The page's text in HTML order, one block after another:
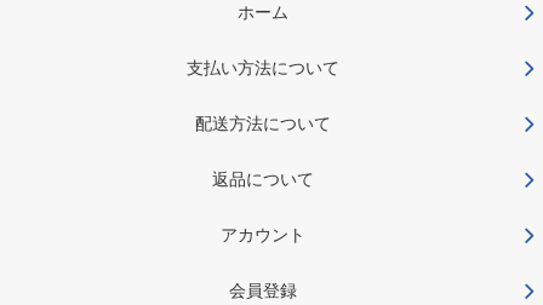
ホーム
支払い方法について
配送方法について
返品について
アカウント
会員登録